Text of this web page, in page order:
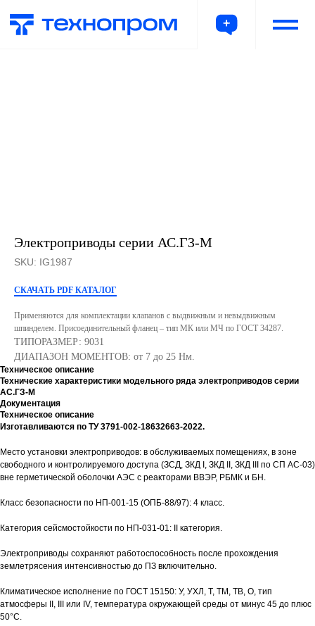
Электроприводы серии АС.ГЗ-М
SKU: IG1987
СКАЧАТЬ PDF КАТАЛОГ
Применяются для комплектации клапанов с выдвижным и невыдвижным
шпинделем. Присоединительный фланец – тип МК или МЧ по ГОСТ 34287.
ТИПОРАЗМЕР: 9031
ДИАПАЗОН МОМЕНТОВ: от 7 до 25 Нм.
Техническое описание
Технические характеристики модельного ряда электроприводов серии
АС.ГЗ-М
Документация
Техническое описание
Изготавливаются по ТУ 3791-002-18632663-2022.
Место установки электроприводов: в обслуживаемых помещениях, в зоне
свободного и контролируемого доступа (ЗСД, ЗКД I, ЗКД II, ЗКД III по СП АС-03)
вне герметической оболочки АЭС с реакторами ВВЭР, РБМК и БН.
Класс безопасности по НП-001-15 (ОПБ-88/97): 4 класс.
Категория сейсмостойкости по НП-031-01: II категория.
Электроприводы сохраняют работоспособность после прохождения
землетрясения интенсивностью до ПЗ включительно.
Климатическое исполнение по ГОСТ 15150: У, УХЛ, Т, ТМ, ТВ, О, тип
атмосферы II, III или IV, температура окружающей среды от минус 45 до плюс
50°С.